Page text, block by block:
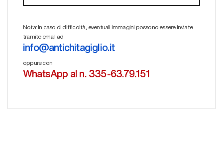
Nota: In caso di difficoltà, eventuali immagini possono essere inviate
tramite email ad
info@antichitagiglio.it
oppure con
WhatsApp al n. 335-63.79.151